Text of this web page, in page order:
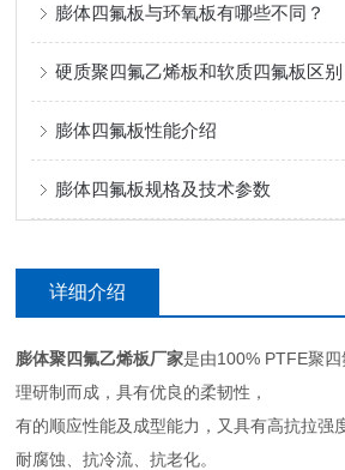
膨体四氟板与环氧板有哪些不同？
硬质聚四氟乙烯板和软质四氟板区别
膨体四氟板性能介绍
膨体四氟板规格及技术参数
详细介绍
膨体聚四氟乙烯板厂家是由100% PTFE聚
理研制而成，具有优良的柔韧性，
有的顺应性能及成型能力，又具有高抗拉强
耐腐蚀、抗冷流、抗老化。